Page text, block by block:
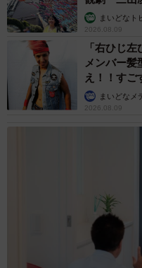
性）
・自然に囲まれていて、
と感じるから。（30代・
・建物は古いが、周りの
（30代・男性）
・森でお昼寝している姿
・のどかで落ち着けそう
木造家屋の落ち着いた雰
感じる人が多いようです。
4位 花輪君の家（ち
・豪邸だから。（10代・女
まいどなト
2026.08.09
「右ひじ
メンバー
え！！す
まいどなメ
2026.08.09